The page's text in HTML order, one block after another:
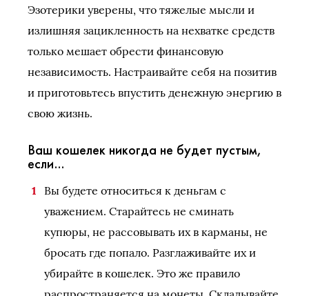
Эзотерики уверены, что тяжелые мысли и
излишняя зацикленность на нехватке средств
только мешает обрести финансовую
независимость. Настраивайте себя на позитив
и приготовьтесь впустить денежную энергию в
свою жизнь.
Ваш кошелек никогда не будет пустым,
если…
Вы будете относиться к деньгам с
уважением. Старайтесь не сминать
купюры, не рассовывать их в карманы, не
бросать где попало. Разглаживайте их и
убирайте в кошелек. Это же правило